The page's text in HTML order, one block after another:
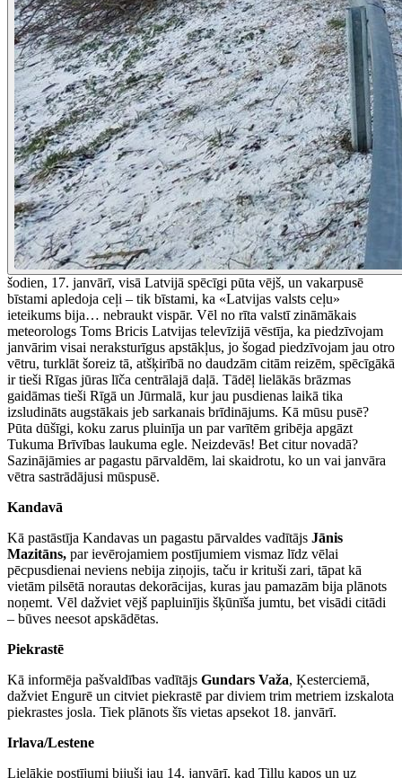
šodien, 17. janvārī, visā Latvijā spēcīgi pūta vējš, un vakarpusē
bīstami apledoja ceļi – tik bīstami, ka «Latvijas valsts ceļu»
ieteikums bija… nebraukt vispār. Vēl no rīta valstī zināmākais
meteorologs Toms Bricis Latvijas televīzijā vēstīja, ka piedzīvojam
janvārim visai neraksturīgus apstākļus, jo šogad piedzīvojam jau otro
vētru, turklāt šoreiz tā, atšķirībā no daudzām citām reizēm, spēcīgākā
ir tieši Rīgas jūras līča centrālajā daļā. Tādēļ lielākās brāzmas
gaidāmas tieši Rīgā un Jūrmalā, kur jau pusdienas laikā tika
izsludināts augstākais jeb sarkanais brīdinājums. Kā mūsu pusē?
Pūta dūšīgi, koku zarus pluinīja un par varītēm gribēja apgāzt
Tukuma Brīvības laukuma egle. Neizdevās! Bet citur novadā?
Sazinājāmies ar pagastu pārvaldēm, lai skaidrotu, ko un vai janvāra
vētra sastrādājusi mūspusē.
Kandavā
Kā pastāstīja Kandavas un pagastu pārvaldes vadītājs Jānis
Mazitāns, par ievērojamiem postījumiem vismaz līdz vēlai
pēcpusdienai neviens nebija ziņojis, taču ir krituši zari, tāpat kā
vietām pilsētā norautas dekorācijas, kuras jau pamazām bija plānots
noņemt. Vēl dažviet vējš papluinījis šķūnīša jumtu, bet visādi citādi
– būves neesot apskādētas.
Piekrastē
Kā informēja pašvaldības vadītājs Gundars Važa, Ķesterciemā,
dažviet Engurē un citviet piekrastē par diviem trim metriem izskalota
piekrastes josla. Tiek plānots šīs vietas apsekot 18. janvārī.
Irlava/Lestene
Lielākie postījumi bijuši jau 14. janvārī, kad Tiļļu kapos un uz